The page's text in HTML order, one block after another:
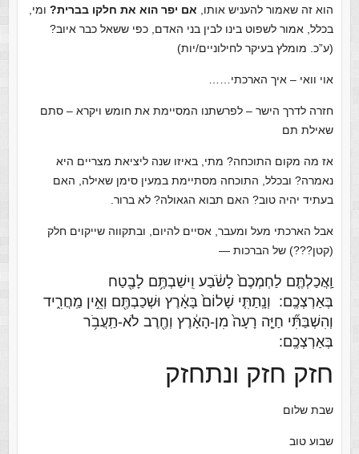
הוא זה שאמור להעניש אותו, אם יפר הוא את חלקו בברית?ומי,
בכלל, אמור לשפוט בינו לבין בני האדם, כפי ששאל כבר איוב?
(ע”כ. מומלץ בעיקר לחילוניים/יות)
אוי וואי – איך הארכתי……
חזרה לדרך הישר – לפרשתנו המסיימת את חומש ויקרא – סתם
שאילת תם
אז מה מקום התוכחה? מתי, באיזו שנה ליציאת מצריים היא
נאמרה? ובכלל, התוכחה מסתיימת במעין סימן שאילה, האם
בעתיד יהיה טוב? האם תבוא הגאולה? לא ברור.
אבל הארכתי מעל ומעבר, אסיים להיום, ובתקווה שייקוים חלק
(קטן???) של הברכות —
וַֽאֲכַלְתֶּ֤ם לַחְמְכֶם֙ לָשֹׂ֔בַע וִֽישַׁבְתֶּ֥ם לָבֶ֖טַח
בְּאַרְצְכֶֽם: וְנָֽתַתִּ֤י שָׁלוֹם֙ בָּאָ֔רֶץ וּשְׁכַבְתֶּ֖ם וְאֵ֣ין מַֽחֲרִ֑יד
וְהִשְׁבַּתִּ֞י חַיָּ֤ה רָעָה֙ מִן-הָאָ֔רֶץ וְחֶ֖רֶב לֹא-תַֽעֲבֹ֥ר
בְּאַרְצְכֶֽם:
חזק חזק ונתחזק
שבת שלום
שבוע טוב